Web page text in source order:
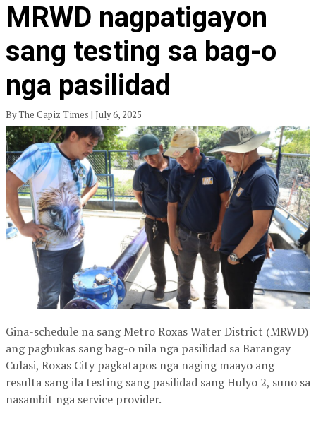
MRWD nagpatigayon
sang testing sa bag-o
nga pasilidad
By The Capiz Times | July 6, 2025
Gina-schedule na sang Metro Roxas Water District (MRWD)
ang pagbukas sang bag-o nila nga pasilidad sa Barangay
Culasi, Roxas City pagkatapos nga naging maayo ang
resulta sang ila testing sang pasilidad sang Hulyo 2, suno sa
nasambit nga service provider.